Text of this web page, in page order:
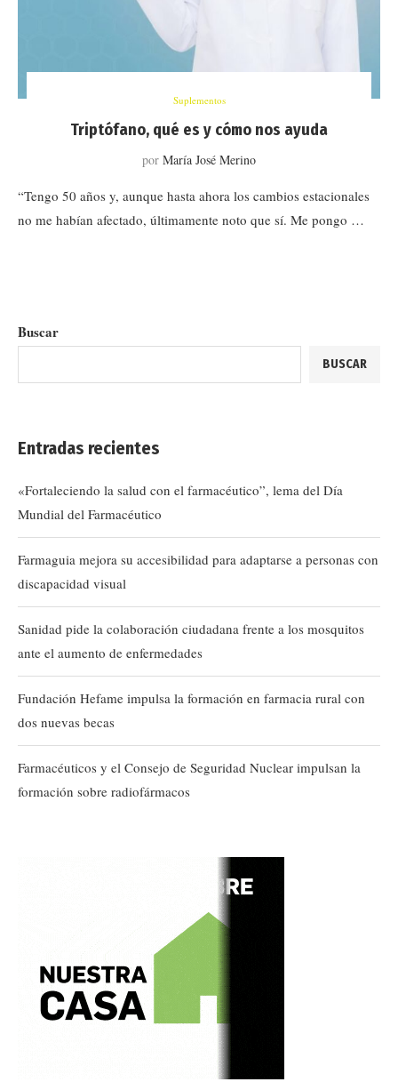
Suplementos
Triptófano, qué es y cómo nos ayuda
por María José Merino
“Tengo 50 años y, aunque hasta ahora los cambios estacionales
no me habían afectado, últimamente noto que sí. Me pongo …
Buscar
BUSCAR
Entradas recientes
«Fortaleciendo la salud con el farmacéutico”, lema del Día
Mundial del Farmacéutico
Farmaguia mejora su accesibilidad para adaptarse a personas con
discapacidad visual
Sanidad pide la colaboración ciudadana frente a los mosquitos
ante el aumento de enfermedades
Fundación Hefame impulsa la formación en farmacia rural con
dos nuevas becas
Farmacéuticos y el Consejo de Seguridad Nuclear impulsan la
formación sobre radiofármacos